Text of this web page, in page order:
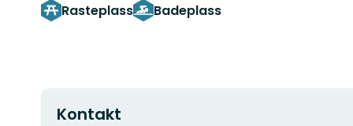
Rasteplass Badeplass
Kontakt